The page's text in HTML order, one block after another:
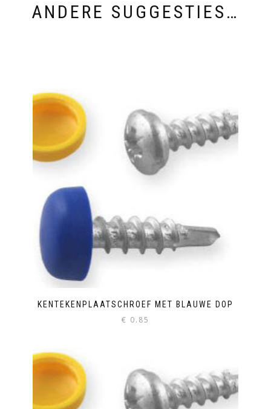
ANDERE SUGGESTIES…
KENTEKENPLAATSCHROEF MET BLAUWE DOP
€ 0.85